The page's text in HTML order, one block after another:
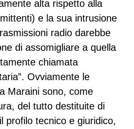
alta rispetto alla
e la sua intrusione
radio darebbe
di assomigliare a quella
chiamata
Ovviamente le
Maraini sono, come
del tutto destituite di
profilo tecnico e giuridico,